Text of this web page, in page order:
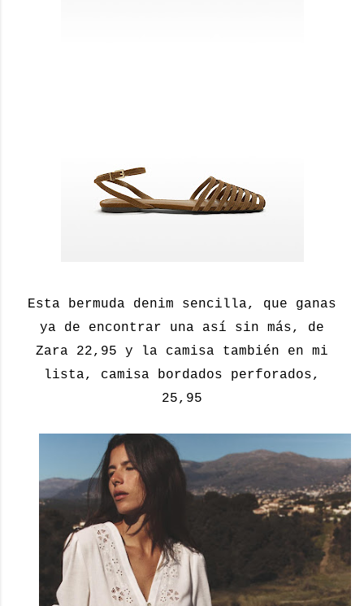
Esta bermuda denim sencilla, que ganas
ya de encontrar una así sin más, de
Zara 22,95 y la camisa también en mi
lista, camisa bordados perforados,
25,95